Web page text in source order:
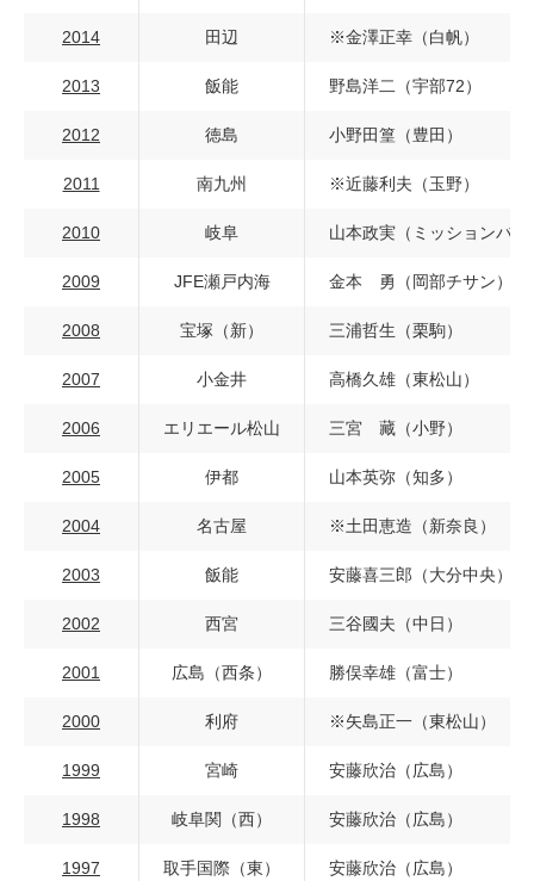
2014 田辺 ※金澤正幸（白帆）
2013 飯能 野島洋二（宇部72）
2012 徳島 小野田篁（豊田）
2011 南九州 ※近藤利夫（玉野）
2010 岐阜 山本政実（ミッションバレ
2009 JFE瀬戸内海 金本 勇（岡部チサン）
2008 宝塚（新） 三浦哲生（栗駒）
2007 小金井 高橋久雄（東松山）
2006 エリエール松山 三宮 藏（小野）
2005 伊都 山本英弥（知多）
2004 名古屋 ※土田恵造（新奈良）
2003 飯能 安藤喜三郎（大分中央）
2002 西宮 三谷國夫（中日）
2001 広島（西条） 勝俣幸雄（富士）
2000 利府 ※矢島正一（東松山）
1999 宮崎 安藤欣治（広島）
1998 岐阜関（西） 安藤欣治（広島）
1997 取手国際（東） 安藤欣治（広島）